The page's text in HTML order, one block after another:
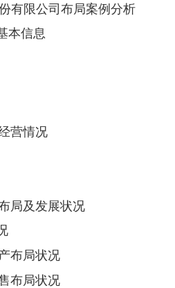
有限公司布局案例分析
本信息
营情况
局及发展状况
布局状况
布局状况